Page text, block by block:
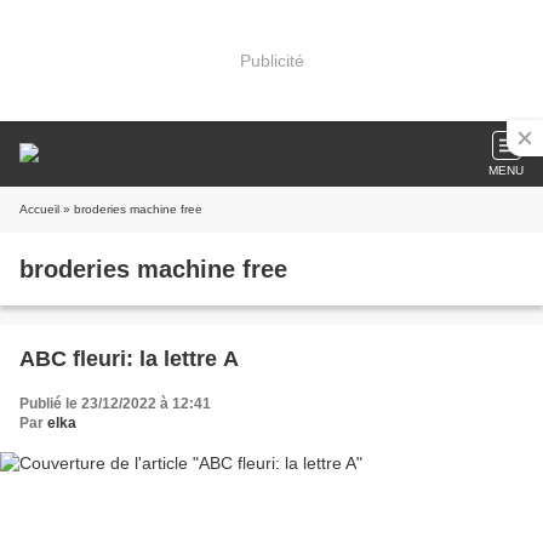
Publicité
MENU
Accueil » broderies machine free
broderies machine free
ABC fleuri: la lettre A
Publié le 23/12/2022 à 12:41
Par elka